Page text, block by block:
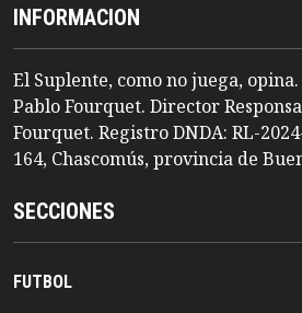
INFORMACION
El Suplente, como no juega,
Pablo Fourquet. Director
Fourquet. Registro DNDA: RL-
164, Chascomús, provincia de
SECCIONES
FUTBOL